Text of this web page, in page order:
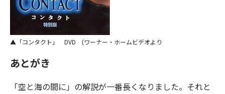
「コンタクト」 DVD (ワーナー・ホームビデオより
あとがき
「空と海の間に」の解説が一番長くなりました。それと